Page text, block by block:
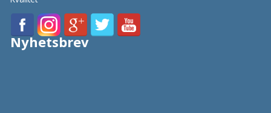
Nyhetsbrev